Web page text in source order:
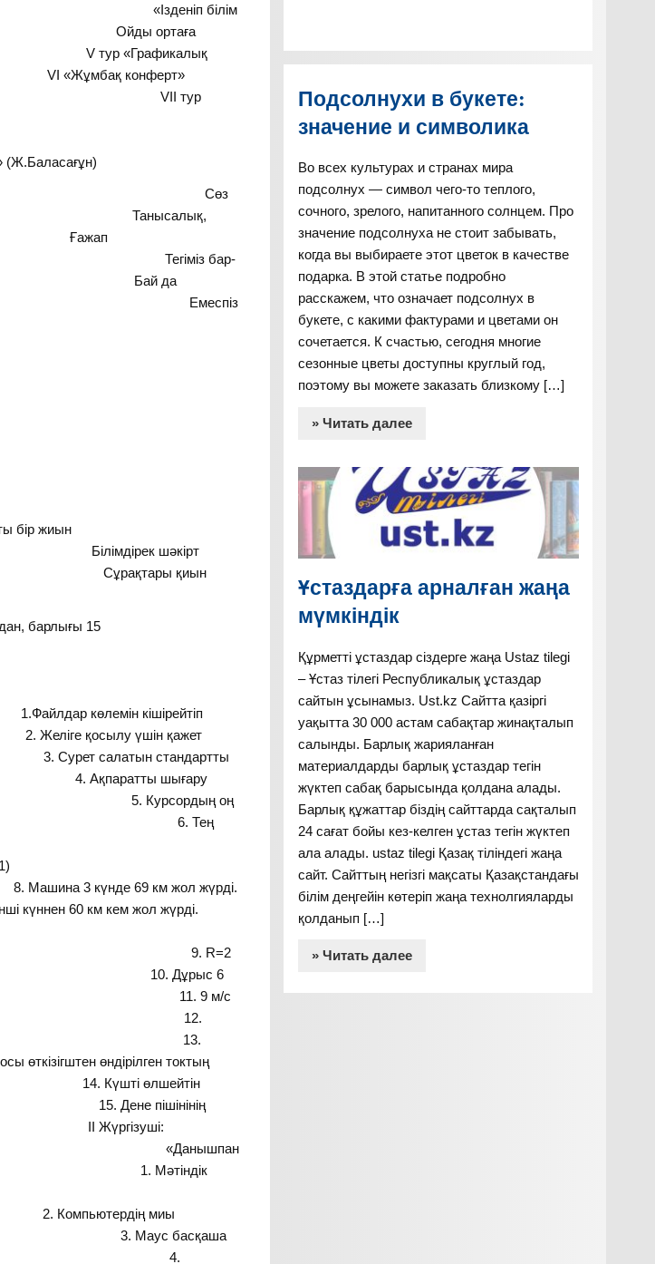
білім
ортаға
«Графикалық
тур
Сөз
бар-
да
шәкірт
қиын
барлығы 15
қосылу үшін қажет
стандартты
шығару
оң
(Delete) 6. Тең
жол жүрді.
күннен 60 км кем жол жүрді.
10. Дұрыс 6
11. 9 м/с
тең? (243 Дж) 12.
(6 А) 13.
өткізігштен өндірілген токтың
өлшейтін
пішінінің
ІІ Жүргізуші:
миы
басқаша
4.
Подсолнухи в букете:
значение и символика
Во всех культурах и странах мира
подсолнух — символ чего-то теплого,
сочного, зрелого, напитанного солнцем. Про
значение подсолнуха не стоит забывать,
когда вы выбираете этот цветок в качестве
подарка. В этой статье подробно
расскажем, что означает подсолнух в
букете, с какими фактурами и цветами он
сочетается. К счастью, сегодня многие
сезонные цветы доступны круглый год,
поэтому вы можете заказать близкому […]
» Читать далее
Ұстаздарға арналған жаңа
мүмкіндік
Құрметті ұстаздар сіздерге жаңа Ustaz tilegi
– Ұстаз тілегі Республикалық ұстаздар
сайтын ұсынамыз. Ust.kz Сайтта қазіргі
уақытта 30 000 астам сабақтар жинақталып
салынды. Барлық жарияланған
материалдарды барлық ұстаздар тегін
жүктеп сабақ барысында қолдана алады.
Барлық құжаттар біздің сайттарда сақталып
24 сағат бойы кез-келген ұстаз тегін жүктеп
ала алады. ustaz tilegi Қазақ тіліндегі жаңа
сайт. Сайттың негізгі мақсаты Қазақстандағы
білім деңгейін көтеріп жаңа технолгияларды
қолданып […]
» Читать далее